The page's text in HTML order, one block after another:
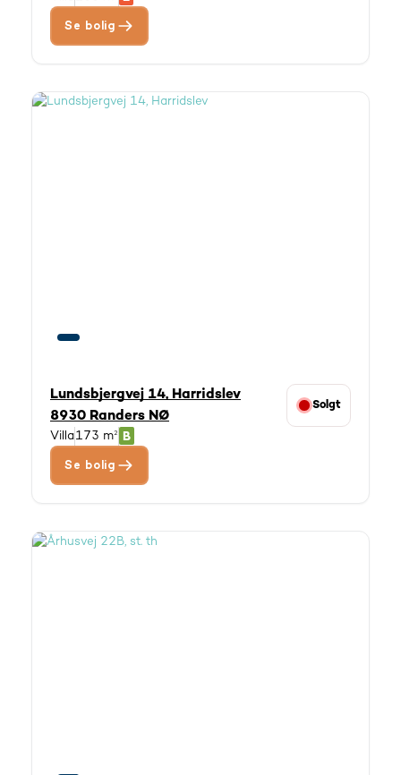
Se bolig
Lundsbjergvej 14, Harridslev
8930 Randers NØ
Solgt
Villa173 m²
Se bolig